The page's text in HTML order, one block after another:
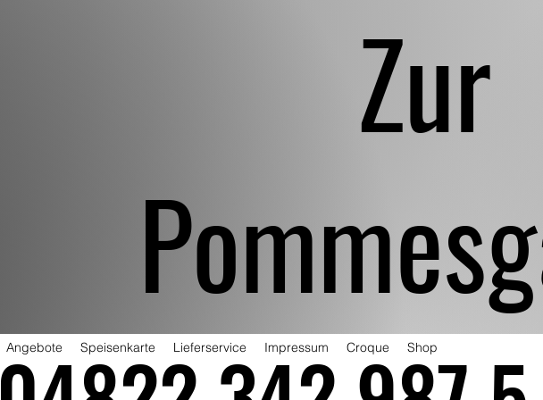
Zur
Angebote Speisenkarte Lieferservice Impressum Croque Shop